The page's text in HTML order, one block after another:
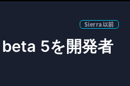
Sierra以前
5を開発者